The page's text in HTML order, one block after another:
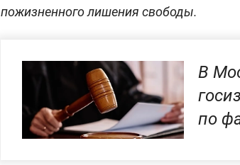
пожизненного лишения свободы.
В
по